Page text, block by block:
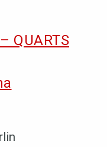
QUARTS